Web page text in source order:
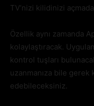
TV’nizi kilidinizi
Özellik aynı zamanda
kolaylaştıracak.
kontrol tuşları
uzanmanıza bile gerek
edebileceksiniz.